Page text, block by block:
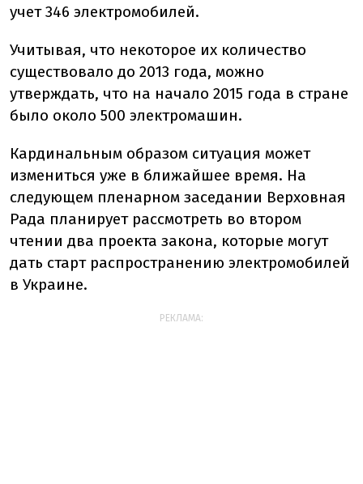
учет 346 электромобилей.
Учитывая, что некоторое их количество
существовало до 2013 года, можно
утверждать, что на начало 2015 года в стране
было около 500 электромашин.
Кардинальным образом ситуация может
измениться уже в ближайшее время. На
следующем пленарном заседании Верховная
Рада планирует рассмотреть во втором
чтении два проекта закона, которые могут
дать старт распространению электромобилей
в Украине.
РЕКЛАМА: